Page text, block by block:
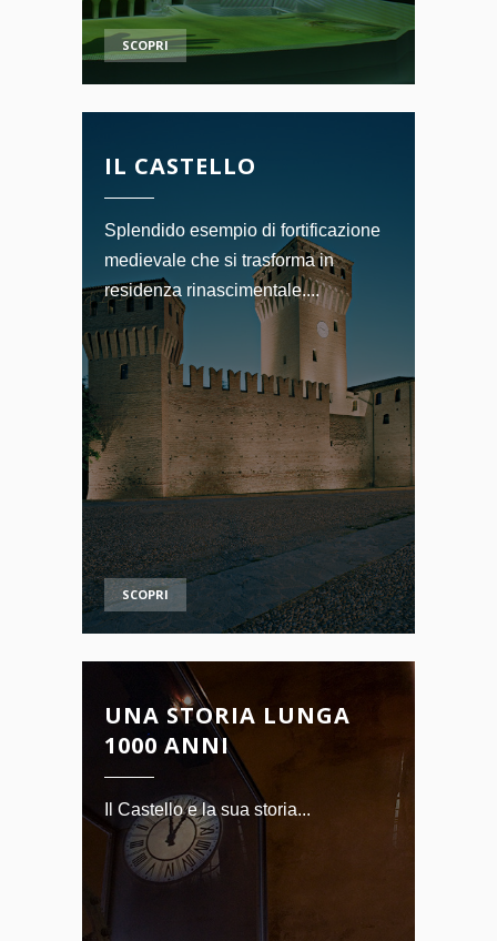
SCOPRI
IL CASTELLO
Splendido esempio di fortificazione
medievale che si trasforma in
residenza rinascimentale....
SCOPRI
UNA STORIA LUNGA
1000 ANNI
Il Castello e la sua storia...